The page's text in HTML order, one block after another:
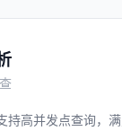
持高并发点查询，